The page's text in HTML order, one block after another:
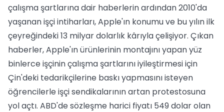
çalışma şartlarına dair haberlerin ardından 2010'da
yaşanan işçi intiharları, Apple'ın konumu ve bu yılın ilk
çeyreğindeki 13 milyar dolarlık kârıyla çelişiyor. Çıkan
haberler, Apple'ın ürünlerinin montajını yapan yüz
binlerce işçinin çalışma şartlarını iyileştirmesi için
Çin'deki tedarikçilerine baskı yapmasını isteyen
öğrencilerle işçi sendikalarının artan protestosuna
yol açtı. ABD'de sözleşme harici fiyatı 549 dolar olan